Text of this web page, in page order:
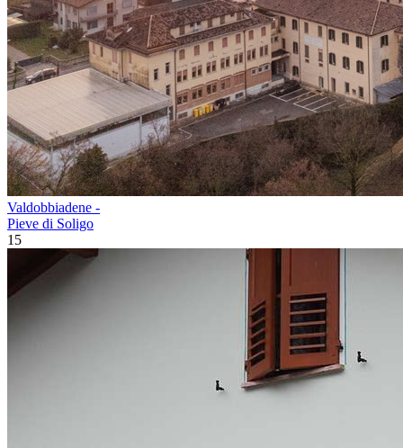
Valdobbiadene -
Pieve di Soligo
15